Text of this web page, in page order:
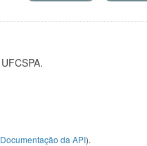
Documentação da API).